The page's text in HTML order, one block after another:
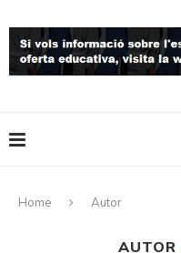
Home Autor
AUTOR